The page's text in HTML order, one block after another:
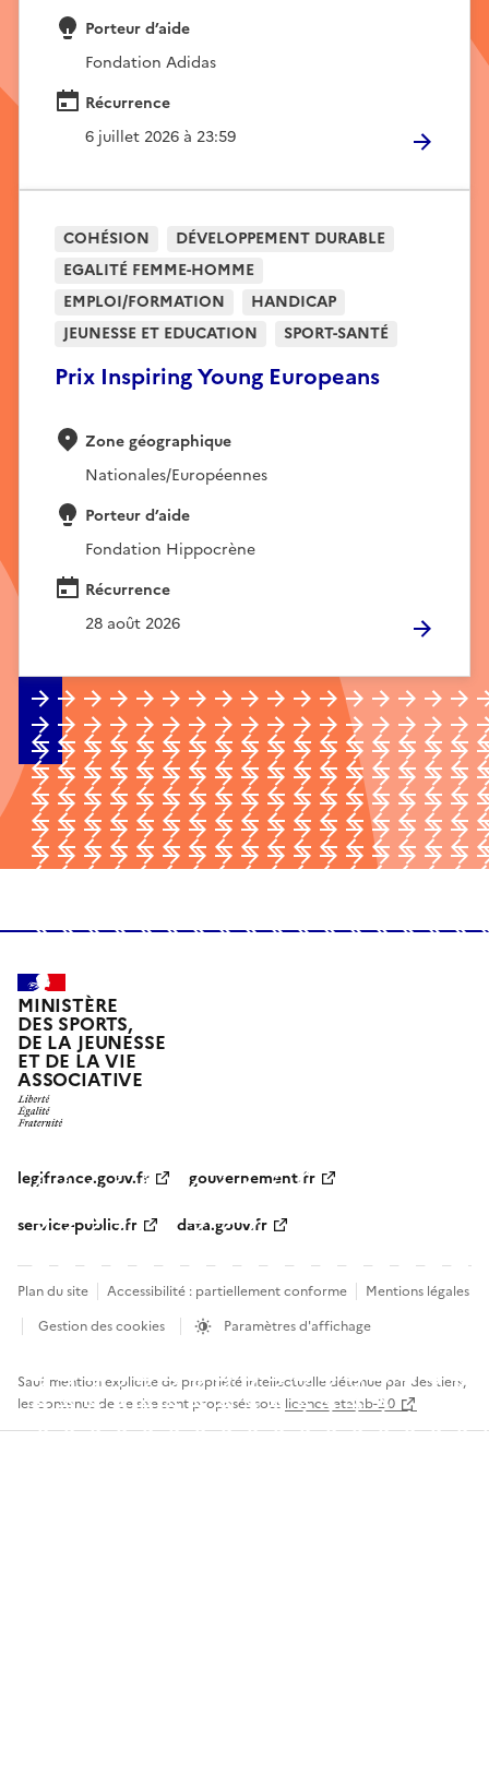
Porteur d’aide
Fondation Adidas
Récurrence
6 juillet 2026 à 23:59
Prix Inspiring Young Europeans
COHÉSION
DÉVELOPPEMENT DURABLE
EGALITÉ FEMME-HOMME
EMPLOI/FORMATION
HANDICAP
JEUNESSE ET EDUCATION
SPORT-SANTÉ
Zone géographique
Nationales/Européennes
Porteur d’aide
Fondation Hippocrène
Récurrence
28 août 2026
MINISTÈRE
DES SPORTS,
DE LA JEUNESSE
ET DE LA VIE
ASSOCIATIVE
legifrance.gouv.fr gouvernement.fr
service-public.fr data.gouv.fr
Plan du site Accessibilité : partiellement conforme
Mentions légales
Gestion des cookies
Paramètres d'affichage
Sauf mention explicite de propriété intellectuelle détenue par des tiers,
les contenus de ce site sont proposés sous licence etalab-2.0